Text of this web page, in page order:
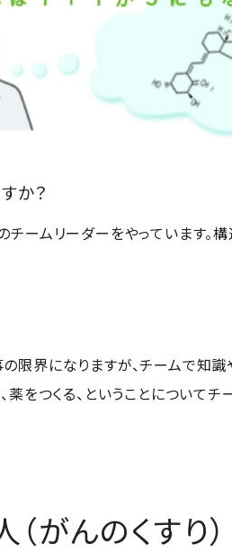
か？
ームリーダーをやっています。
限界になりますが、チームで知
をつくる、ということについて
がんのくすり）